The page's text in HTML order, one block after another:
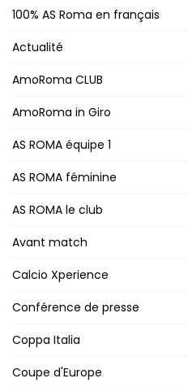
100% AS Roma en français
Actualité
AmoRoma CLUB
AmoRoma in Giro
AS ROMA équipe 1
AS ROMA féminine
AS ROMA le club
Avant match
Calcio Xperience
Conférence de presse
Coppa Italia
Coupe d'Europe